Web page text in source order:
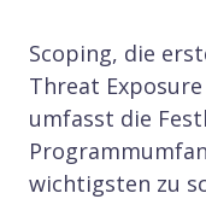
Scoping, die
Threat
umfasst die
wichtigsten zu